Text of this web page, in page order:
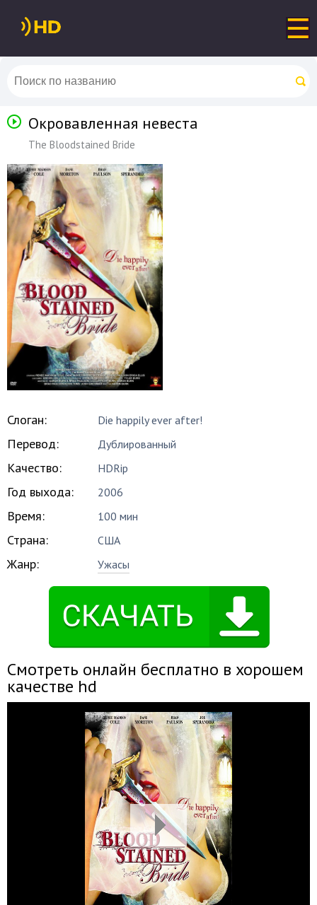
Окровавленная невеста
The Bloodstained Bride
Слоган: Die happily ever after!
Перевод: Дублированный
Качество: HDRip
Год выхода: 2006
Время: 100 мин
Страна: США
Жанр: Ужасы
Смотреть онлайн бесплатно в хорошем
качестве hd